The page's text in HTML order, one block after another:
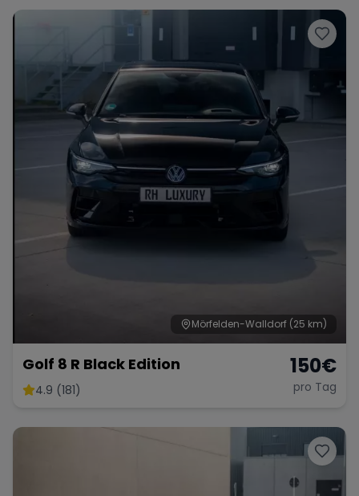
Mörfelden-Walldorf (25 km)
Golf 8 R Black Edition
4.9 (181)
150€
pro Tag